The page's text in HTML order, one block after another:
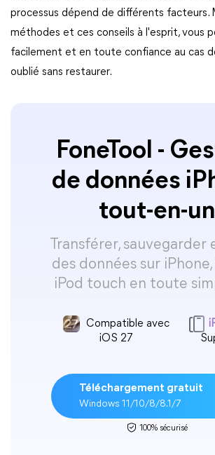
processus dépend de différents facteurs.
méthodes et ces conseils à l'esprit, vous
facilement et en toute confiance au cas
oublié sans restaurer.
FoneTool -
de données
tout-en-un
Transférer, sauvegarder
des données sur
iPod touch en toute
Compatible avec
iOS 27
Téléchargement gratuit
Windows 11/10/8/8.1/7
100% sécurisé